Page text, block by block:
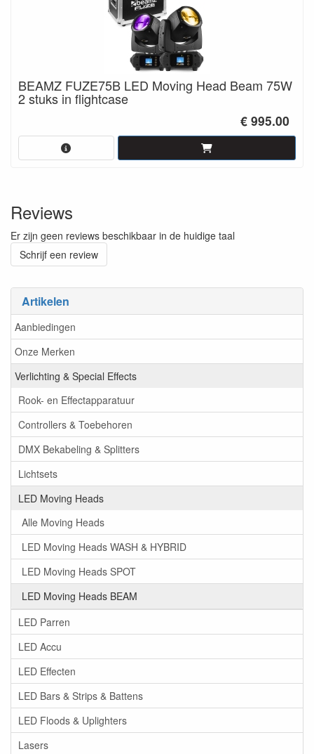
Artikelen
Aanbiedingen
Onze Merken
Verlichting & Special Effects
Rook- en Effectapparatuur
Controllers & Toebehoren
DMX Bekabeling & Splitters
Lichtsets
LED Moving Heads
Alle Moving Heads
LED Moving Heads WASH & HYBRID
LED Moving Heads SPOT
LED Moving Heads BEAM
LED Parren
LED Accu
LED Effecten
LED Bars & Strips & Battens
LED Floods & Uplighters
Lasers
BEAMZ FUZE75B LED Moving Head Beam 75W
2 stuks in flightcase
€ 995.00
Reviews
Er zijn geen reviews beschikbaar in de huidige taal
Schrijf een review